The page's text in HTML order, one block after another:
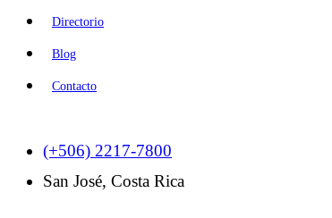
Directorio
Blog
Contacto
(+506) 2217-7800
San José, Costa Rica